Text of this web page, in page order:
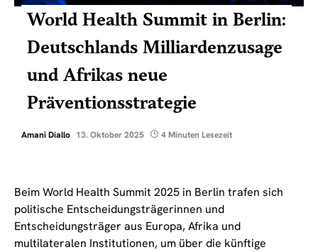
World Health Summit in Berlin:
Deutschlands Milliardenzusage
und Afrikas neue
Präventionsstrategie
Amani Diallo 13. Oktober 2025 4 Minuten Lesezeit
Beim World Health Summit 2025 in Berlin trafen sich
politische Entscheidungsträgerinnen und
Entscheidungsträger aus Europa, Afrika und
multilateralen Institutionen, um über die künftige